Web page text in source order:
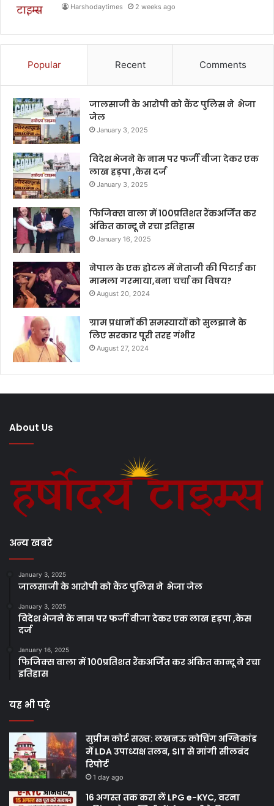
Harshodaytimes 2 weeks ago
Popular Recent Comments
जालसाजी के आरोपी को कैंट पुलिस ने भेजा
जेल
January 3, 2025
विदेश भेजने के नाम पर फर्जी वीजा देकर एक
लाख हड़पा ,केस दर्ज
January 3, 2025
फिजिक्स वाला में 100प्रतिशत रैंकअर्जित कर
अंकित कान्दू ने रचा इतिहास
January 16, 2025
नेपाल के एक होटल में नेताजी की पिटाई का
मामला गरमाया,बना चर्चा का विषय?
August 20, 2024
ग्राम प्रधानों की समस्यायों को सुलझाने के
लिए सरकार पूरी तरह गंभीर
August 27, 2024
About Us
अन्य खबरे
January 3, 2025
जालसाजी के आरोपी को कैंट पुलिस ने भेजा जेल
January 3, 2025
विदेश भेजने के नाम पर फर्जी वीजा देकर एक लाख हड़पा ,केस
दर्ज
January 16, 2025
फिजिक्स वाला में 100प्रतिशत रैंकअर्जित कर अंकित कान्दू ने रचा
इतिहास
यह भी पढ़े
सुप्रीम कोर्ट सख्त: लखनऊ कोचिंग अग्निकांड
में LDA उपाध्यक्ष तलब, SIT से मांगी सीलबंद
रिपोर्ट
1 day ago
16 अगस्त तक करा लें LPG e-KYC, वरना